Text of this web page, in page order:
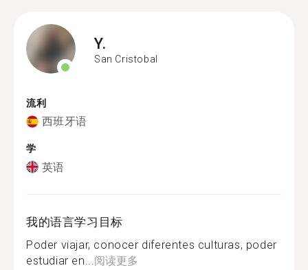
Y.
San Cristobal
流利
西班牙语
学
英语
我的语言学习目标
Poder viajar, conocer diferentes culturas, poder
estudiar en... 阅读更多